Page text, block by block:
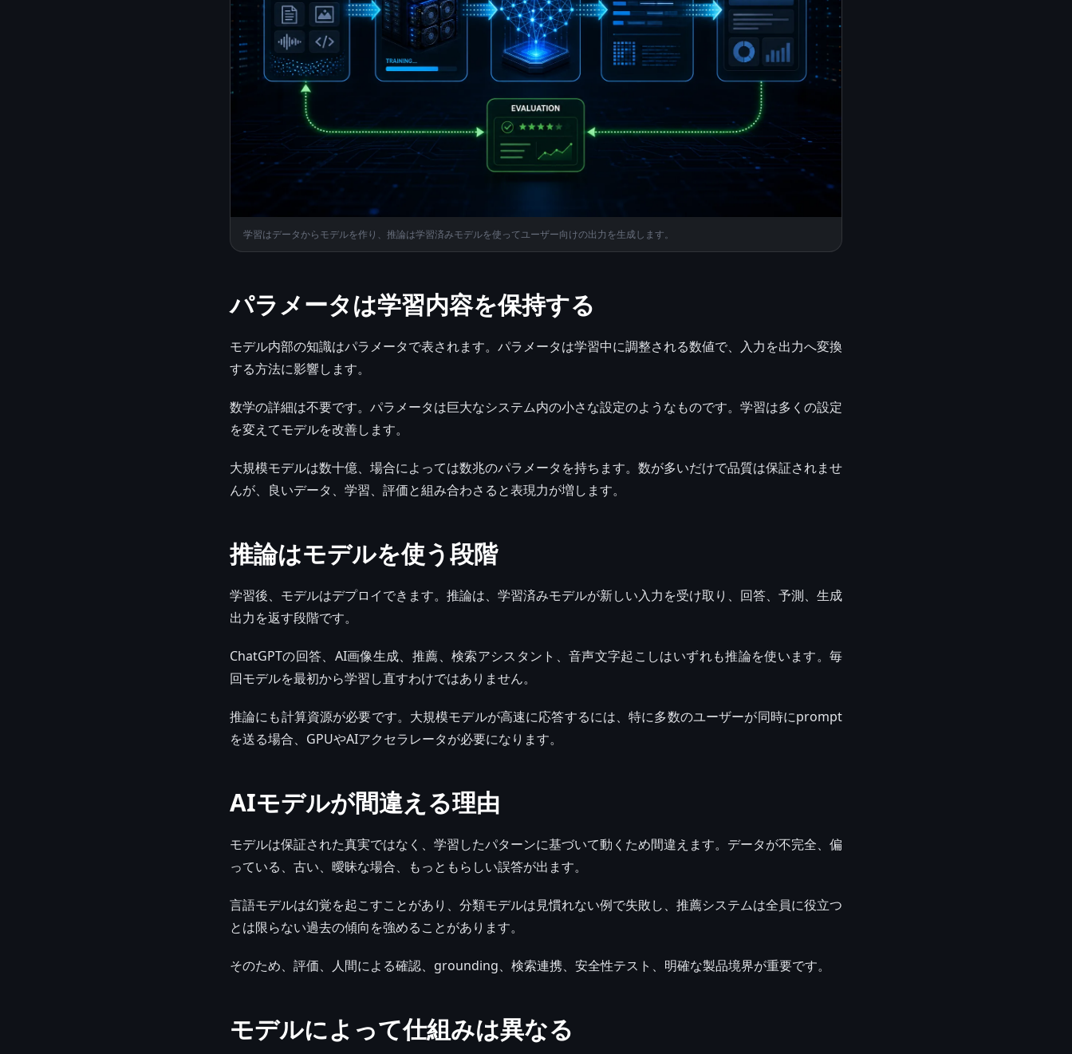
学習はデータからモデルを作り、推論は学習済みモデルを使ってユーザー向けの出力を生成します。
パラメータは学習内容を保持する
モデル内部の知識はパラメータで表されます。パラメータは学習中に調整される数値で、入力を出力へ変換
する方法に影響します。
数学の詳細は不要です。パラメータは巨大なシステム内の小さな設定のようなものです。学習は多くの設定
を変えてモデルを改善します。
大規模モデルは数十億、場合によっては数兆のパラメータを持ちます。数が多いだけで品質は保証されませ
んが、良いデータ、学習、評価と組み合わさると表現力が増します。
推論はモデルを使う段階
学習後、モデルはデプロイできます。推論は、学習済みモデルが新しい入力を受け取り、回答、予測、生成
出力を返す段階です。
ChatGPTの回答、AI画像生成、推薦、検索アシスタント、音声文字起こしはいずれも推論を使います。毎
回モデルを最初から学習し直すわけではありません。
推論にも計算資源が必要です。大規模モデルが高速に応答するには、特に多数のユーザーが同時にprompt
を送る場合、GPUやAIアクセラレータが必要になります。
AIモデルが間違える理由
モデルは保証された真実ではなく、学習したパターンに基づいて動くため間違えます。データが不完全、偏
っている、古い、曖昧な場合、もっともらしい誤答が出ます。
言語モデルは幻覚を起こすことがあり、分類モデルは見慣れない例で失敗し、推薦システムは全員に役立つ
とは限らない過去の傾向を強めることがあります。
そのため、評価、人間による確認、grounding、検索連携、安全性テスト、明確な製品境界が重要です。
モデルによって仕組みは異なる